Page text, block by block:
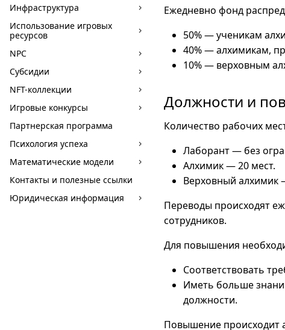
Инфраструктура
Использование игровых
ресурсов
NPC
Субсидии
NFT-коллекции
Игровые конкурсы
Партнерская программа
Психология успеха
Математические модели
Контакты и полезные ссылки
Юридическая информация
Ежедневно фонд
50% — ученикам
40% — алхимикам,
10% — верховным
Должности и
Количество рабочих
Лаборант — без
Алхимик — 20 мест.
Верховный алхимик
Переводы происходят
сотрудников.
Для повышения
Соответствовать
Иметь больше
должности.
Повышение происходит